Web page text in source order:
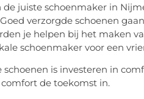
de juiste schoenmaker in
verzorgde schoenen
je helpen bij het maken
schoenmaker voor een
schoenen is investeren in
de toekomst in.